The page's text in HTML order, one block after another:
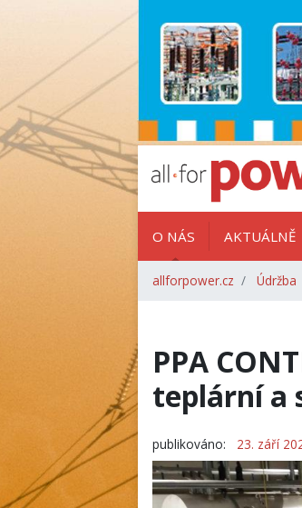
O NÁS AKTUÁLNĚ
allforpower.cz Údržba
PPA
teplární a
publikováno: 23. září